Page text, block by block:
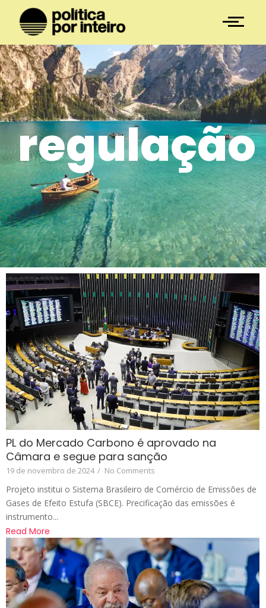
regulação
PL do Mercado Carbono é aprovado na
Câmara e segue para sanção
19 de novembro de 2024 / No Comments
Projeto institui o Sistema Brasileiro de Comércio de Emissões de
Gases de Efeito Estufa (SBCE). Precificação das emissões é
instrumento...
Read More